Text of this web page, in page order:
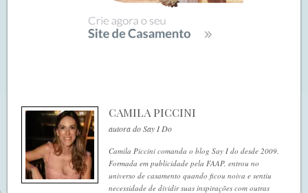
CAMILA PICCINI
autora do Say I Do
Camila Piccini comanda o blog Say I do desde 2009.
Formada em publicidade pela FAAP, entrou no
universo de casamento quando ficou noiva e sentiu
necessidade de dividir suas inspirações com outras